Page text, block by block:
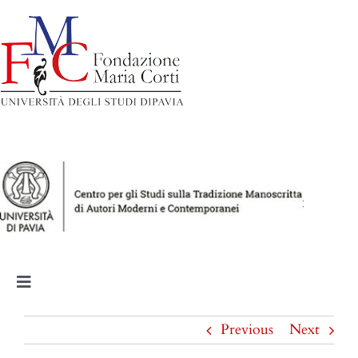
al
contenuto
Toggle
Navigation
Previous Next